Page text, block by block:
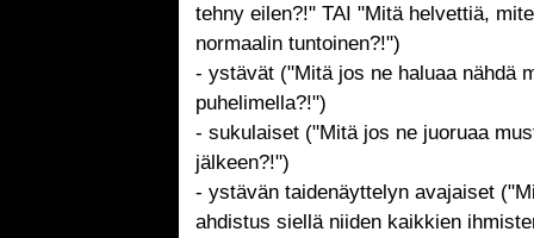
tehny eilen?!" TAI "Mitä helvettiä,
normaalin tuntoinen?!")
- ystävät ("Mitä jos ne haluaa nähdä
puhelimella?!")
- sukulaiset ("Mitä jos ne juoruaa
jälkeen?!")
- ystävän taidenäyttelyn avajaiset
ahdistus siellä niiden kaikkien